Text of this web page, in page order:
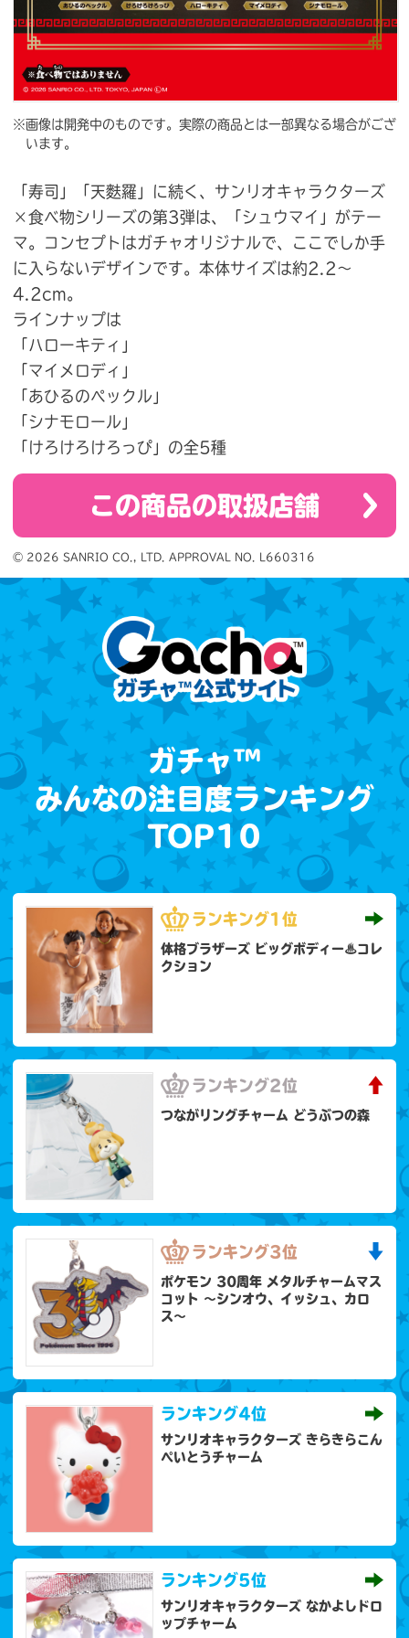
※画像は開発中のものです。実際の商品とは一部異なる場合がござ
います。
「寿司」「天麩羅」に続く、サンリオキャラクターズ
×食べ物シリーズの第3弾は、「シュウマイ」がテー
マ。コンセプトはガチャオリジナルで、ここでしか手
に入らないデザインです。本体サイズは約2.2〜
4.2cm。
ラインナップは
「ハローキティ」
「マイメロディ」
「あひるのぺックル」
「シナモロール」
「けろけろけろっぴ」の全5種
この商品の取扱店舗
© 2026 SANRIO CO., LTD. APPROVAL NO. L660316
ガチャ™
みんなの注目度ランキング
TOP10
ランキング1位
体格ブラザーズ ビッグボディー♨コレ
クション
ランキング2位
つながリングチャーム どうぶつの森
ランキング3位
ポケモン 30周年 メタルチャームマス
コット 〜シンオウ、イッシュ、カロ
ス〜
ランキング4位
サンリオキャラクターズ きらきらこん
ぺいとうチャーム
ランキング5位
サンリオキャラクターズ なかよしドロ
ップチャーム